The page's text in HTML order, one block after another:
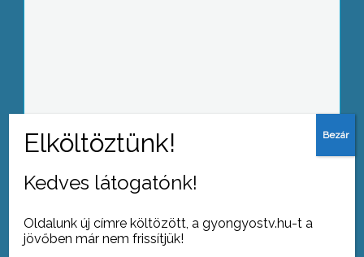
megrendezték országos Zrínyi Ilona
matematika verseny eredményeit
Kedves látogatónk!
Oldalunk új címre költözött, a gyongyostv.hu-t a
jövőben már nem frissítjük!